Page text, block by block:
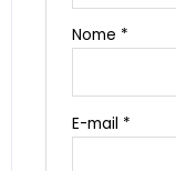
Nome *
E-mail *